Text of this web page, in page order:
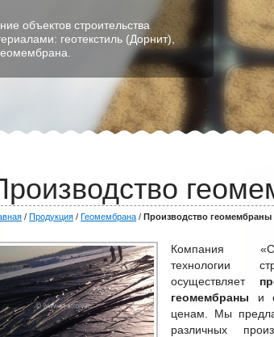
объектов строительства
геотекстиль (Дорнит),
/ Продукция / Геомембрана / Производство геомембраны
Компания
технологии
осуществляет
геомембраны и
ценам. Мы
различных